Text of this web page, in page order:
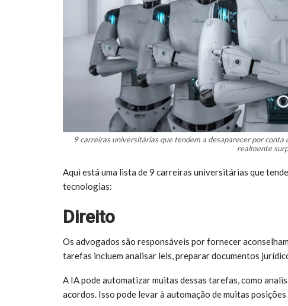
9 carreiras universitárias que tendem a desaparecer por
realmente
Aqui está uma lista de 9 carreiras universitárias que
tecnologias:
Direito
Os advogados são responsáveis por fornecer
tarefas incluem analisar leis, preparar documentos
A IA pode automatizar muitas dessas tarefas, como
acordos. Isso pode levar à automação de muitas